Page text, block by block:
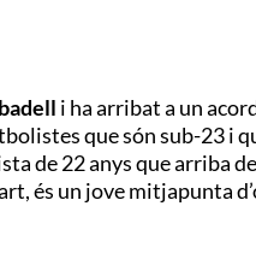
i ha arribat a un
que són sub-23
de 22 anys que arriba
és un jove mitjapunta